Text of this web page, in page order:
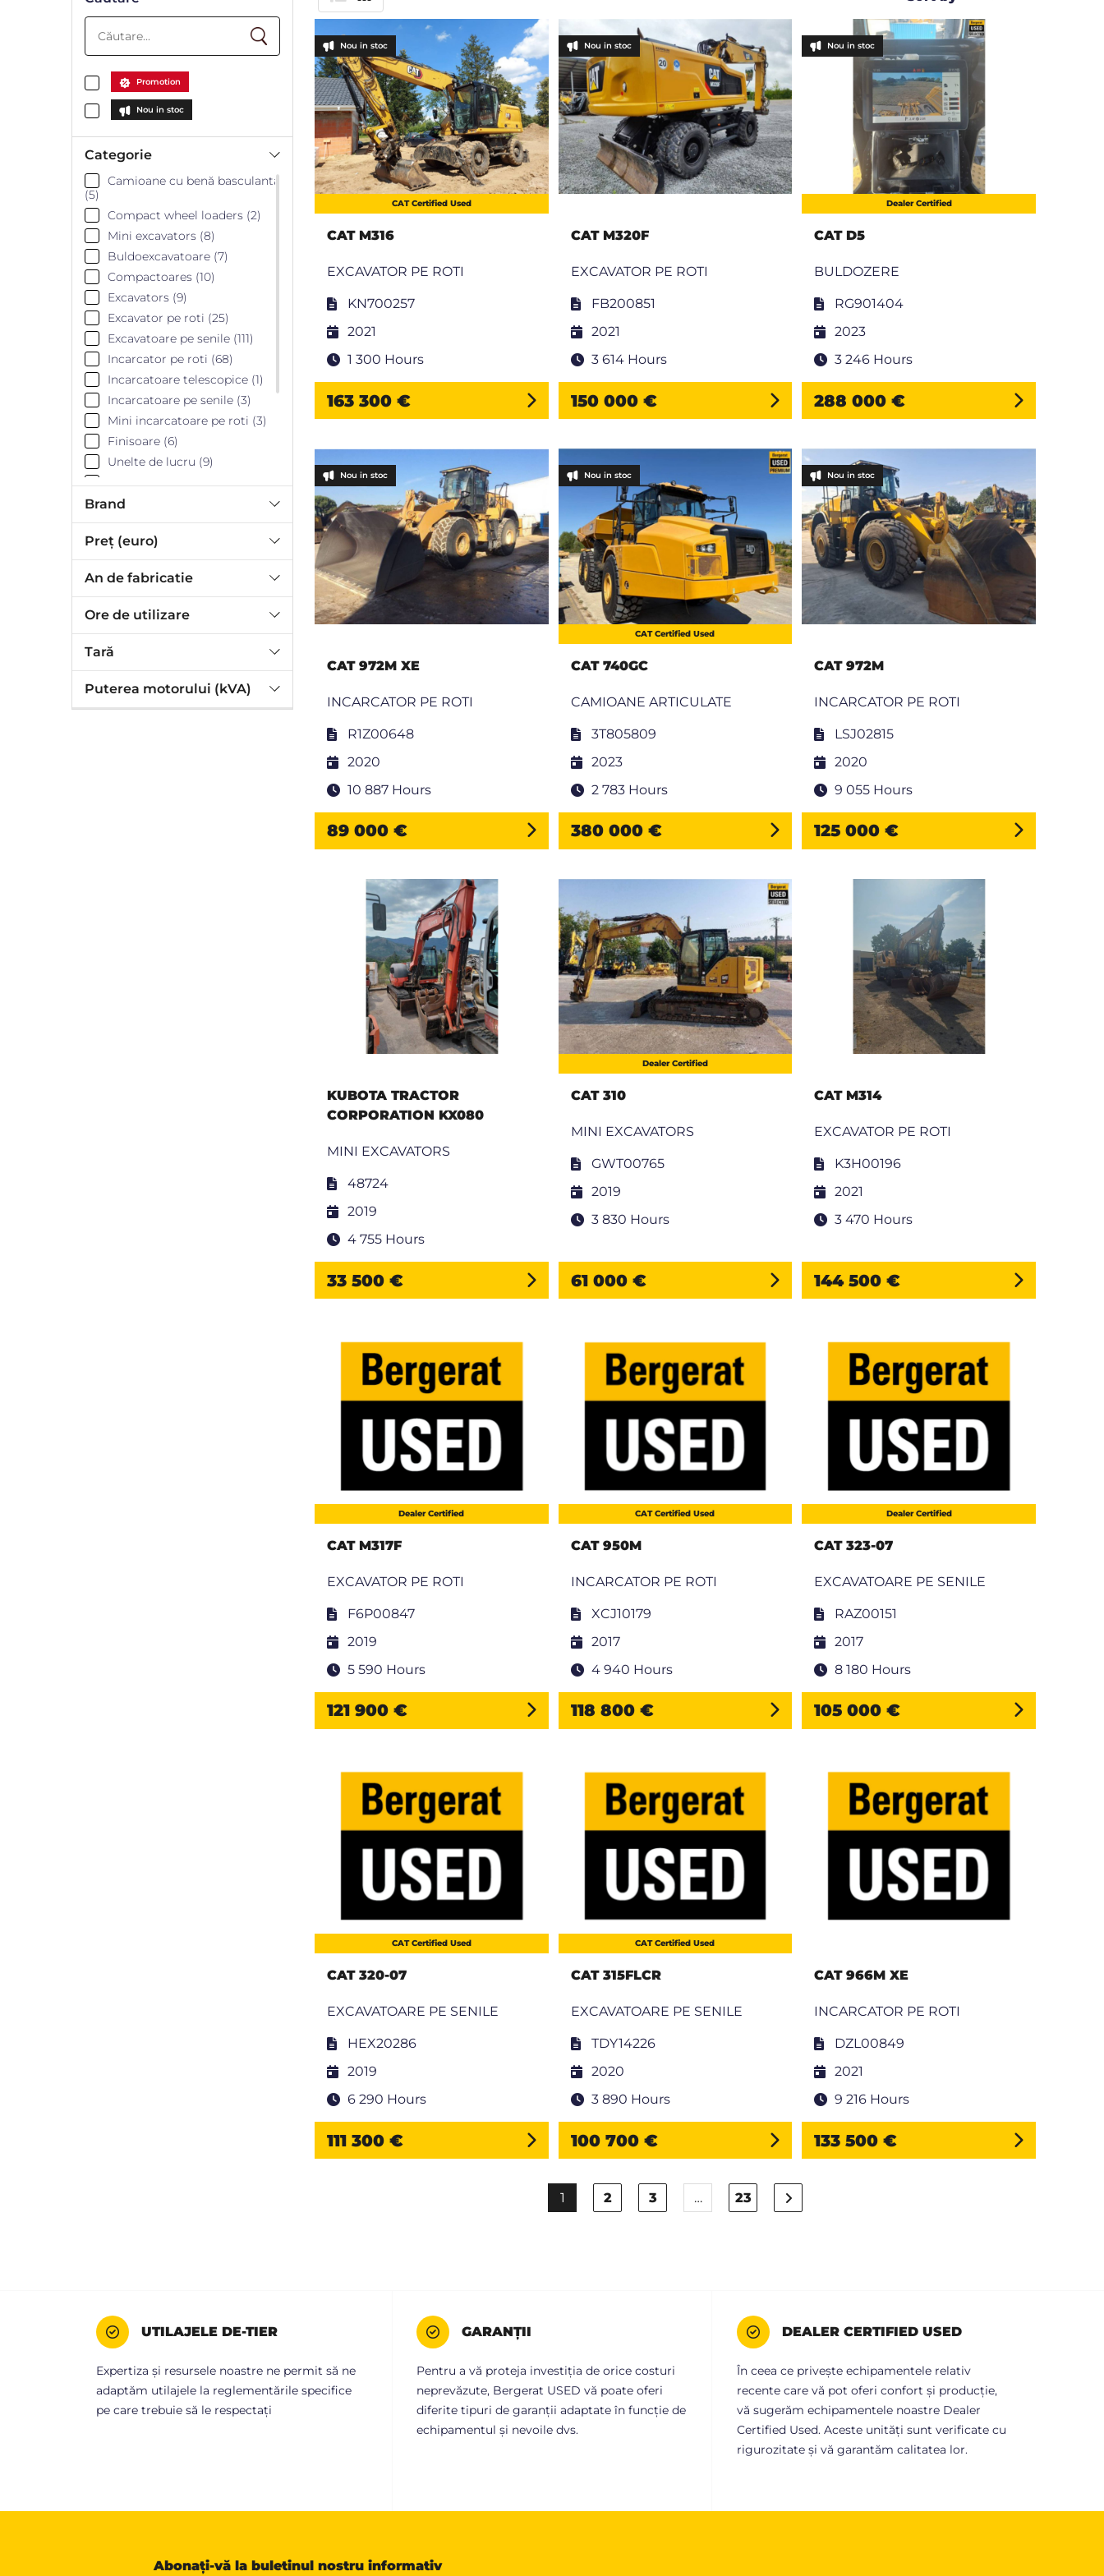
Promotion
Nou in stoc
Categorie
Camioane cu benă basculantă
(5)
Compact wheel loaders (2)
Mini excavators (8)
Buldoexcavatoare (7)
Compactoares (10)
Excavators (9)
Excavator pe roti (25)
Excavatoare pe senile (111)
Incarcator pe roti (68)
Incarcatoare telescopice (1)
Incarcatoare pe senile (3)
Mini incarcatoare pe roti (3)
Finisoare (6)
Unelte de lucru (9)
Buldozere pe roti (2)
Buldozere (27)
Camion minier pentru teren
dificil (4)
Camioane articulate (32)
Brand
Preț (euro)
An de fabricatie
Ore de utilizare
Tară
Puterea motorului (kVA)
Nou in stoc
CAT Certified Used
CAT M316
EXCAVATOR PE ROTI
KN700257
2021
1 300 Hours
163 300 €
Nou in stoc
CAT M320F
EXCAVATOR PE ROTI
FB200851
2021
3 614 Hours
150 000 €
Nou in stoc
Dealer Certified
CAT D5
BULDOZERE
RG901404
2023
3 246 Hours
288 000 €
Nou in stoc
CAT 972M XE
INCARCATOR PE ROTI
R1Z00648
2020
10 887 Hours
89 000 €
Nou in stoc
CAT Certified Used
CAT 740GC
CAMIOANE ARTICULATE
3T805809
2023
2 783 Hours
380 000 €
Nou in stoc
CAT 972M
INCARCATOR PE ROTI
LSJ02815
2020
9 055 Hours
125 000 €
KUBOTA TRACTOR
CORPORATION KX080
MINI EXCAVATORS
48724
2019
4 755 Hours
33 500 €
Dealer Certified
CAT 310
MINI EXCAVATORS
GWT00765
2019
3 830 Hours
61 000 €
CAT M314
EXCAVATOR PE ROTI
K3H00196
2021
3 470 Hours
144 500 €
Dealer Certified
CAT M317F
EXCAVATOR PE ROTI
F6P00847
2019
5 590 Hours
121 900 €
CAT Certified Used
CAT 950M
INCARCATOR PE ROTI
XCJ10179
2017
4 940 Hours
118 800 €
Dealer Certified
CAT 323-07
EXCAVATOARE PE SENILE
RAZ00151
2017
8 180 Hours
105 000 €
CAT Certified Used
CAT 320-07
EXCAVATOARE PE SENILE
HEX20286
2019
6 290 Hours
111 300 €
CAT Certified Used
CAT 315FLCR
EXCAVATOARE PE SENILE
TDY14226
2020
3 890 Hours
100 700 €
CAT 966M XE
INCARCATOR PE ROTI
DZL00849
2021
9 216 Hours
133 500 €
1 2 3 … 23
UTILAJELE DE-TIER
Expertiza și resursele noastre ne permit să ne
adaptăm utilajele la reglementările specifice
pe care trebuie să le respectați
GARANȚII
Pentru a vă proteja investiția de orice costuri
neprevăzute, Bergerat USED vă poate oferi
diferite tipuri de garanții adaptate în funcție de
echipamentul și nevoile dvs.
DEALER CERTIFIED USED
În ceea ce privește echipamentele relativ
recente care vă pot oferi confort și producție,
vă sugerăm echipamentele noastre Dealer
Certified Used. Aceste unități sunt verificate cu
rigurozitate și vă garantăm calitatea lor.
Abonați-vă la buletinul nostru informativ